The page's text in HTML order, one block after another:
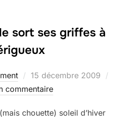
sort ses griffes à
Publié
le
15 décembre 2009
commentaire
chouette) soleil d’hiver